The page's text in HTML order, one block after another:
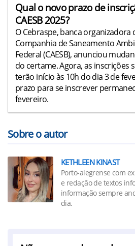
Qual o novo prazo de
CAESB 2025?
O Cebraspe, banca
Companhia de Saneamento
Federal (CAESB), anunciou
do certame. Agora, as inscrições
terão início às 10h do dia 3 de
prazo para se inscrever
fevereiro.
Sobre o autor
KETHLEEN KINAST
Porto-alegrense com
e redação de textos
informação sempre
dia.